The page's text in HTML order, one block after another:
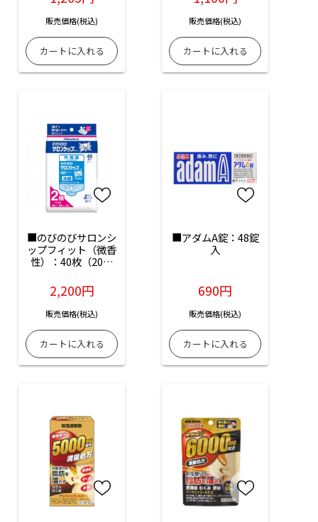
販売価格(税込) 販売価格(税込)
■のびのびサロンシ
ップフィット（微香
性）：40枚（20枚
2,200円
販売価格(税込)
■アダムA錠：48錠
入
690円
販売価格(税込)